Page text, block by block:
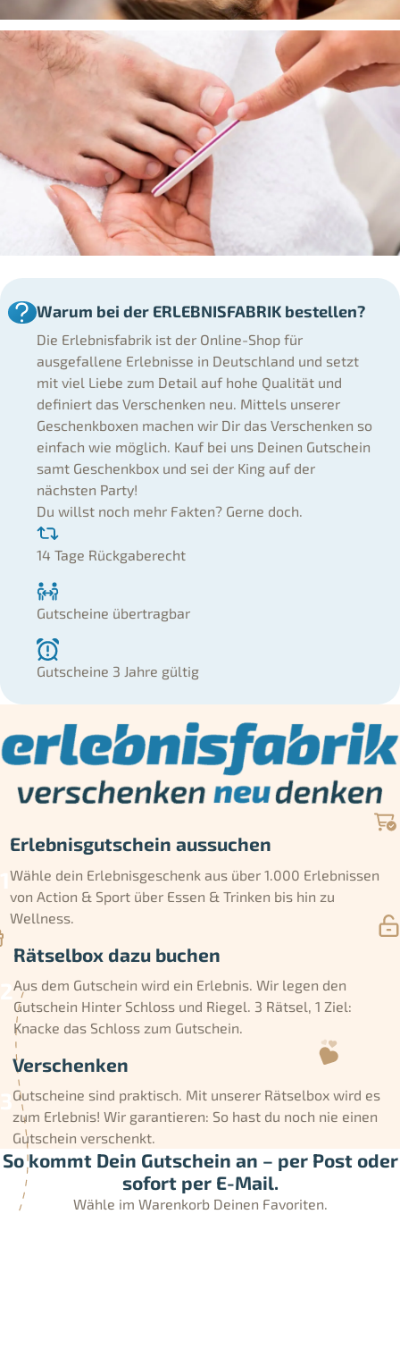
Warum bei der ERLEBNISFABRIK bestellen?
Die Erlebnisfabrik ist der Online-Shop für
ausgefallene Erlebnisse in Deutschland und setzt
mit viel Liebe zum Detail auf hohe Qualität und
definiert das Verschenken neu. Mittels unserer
Geschenkboxen machen wir Dir das Verschenken so
einfach wie möglich. Kauf bei uns Deinen Gutschein
samt Geschenkbox und sei der King auf der
nächsten Party!
Du willst noch mehr Fakten? Gerne doch.
14 Tage Rückgaberecht
Gutscheine übertragbar
Gutscheine 3 Jahre gültig
Erlebnisgutschein aussuchen
Wähle dein Erlebnisgeschenk aus über 1.000 Erlebnissen
von Action & Sport über Essen & Trinken bis hin zu
Wellness.
Rätselbox dazu buchen
Aus dem Gutschein wird ein Erlebnis. Wir legen den
Gutschein Hinter Schloss und Riegel. 3 Rätsel, 1 Ziel:
Knacke das Schloss zum Gutschein.
Verschenken
Gutscheine sind praktisch. Mit unserer Rätselbox wird es
zum Erlebnis! Wir garantieren: So hast du noch nie einen
Gutschein verschenkt.
So kommt Dein Gutschein an – per Post oder
sofort per E-Mail.
Wähle im Warenkorb Deinen Favoriten.